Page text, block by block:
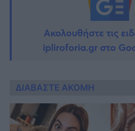
Ακολουθήστε τις
ipliroforia.gr στο
ΔΙΑΒΑΣΤΕ ΑΚΟΜΗ